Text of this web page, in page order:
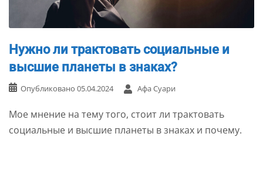
Нужно ли трактовать социальные и
высшие планеты в знаках?
Опубликовано 05.04.2024 Афа Суари
Мое мнение на тему того, стоит ли трактовать
социальные и высшие планеты в знаках и почему.